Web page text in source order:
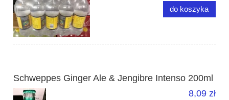
do koszyka
Schweppes Ginger Ale & Jengibre Intenso 200ml
8,09 zł